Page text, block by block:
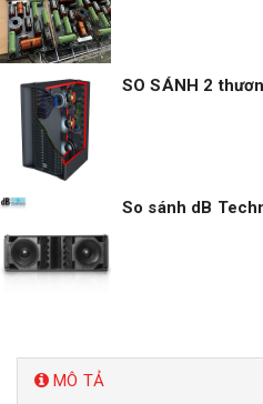
SO SÁNH 2
So sánh dB
MÔ TẢ